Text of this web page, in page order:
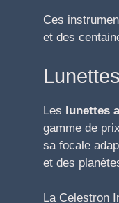
Ces
et des
Les lunettes
gamme de
sa focale
et des
La Celestron